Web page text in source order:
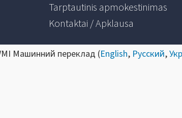
Tarptautinis apmokestinimas
Kontaktai / Apklausa
Машинний переклад (English, Русский,